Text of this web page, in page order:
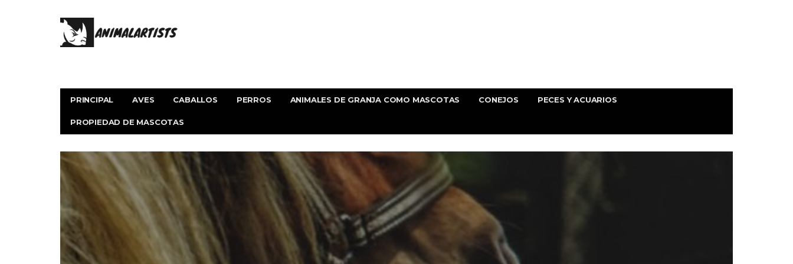
PRINCIPAL AVES CABALLOS PERROS ANIMALES DE GRANJA COMO MASCOTAS CONEJOS PECES Y ACUARIOS
PROPIEDAD DE MASCOTAS